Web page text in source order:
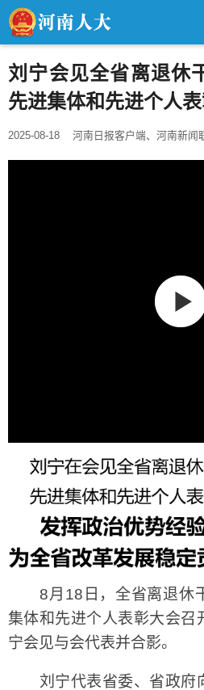
刘宁会见全省离退休
先进集体和先进个人
2025-08-18 河南日报客户端、河南新闻
8月18日，全省离退休
集体和先进个人表彰大会召
宁会见与会代表并合影。
刘宁代表省委、省政府